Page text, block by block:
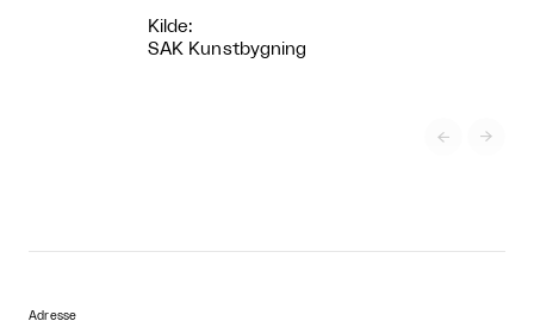
Kilde:
SAK Kunstbygning
 
Adresse